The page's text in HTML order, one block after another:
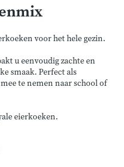
voor het hele gezin.
u eenvoudig zachte en
smaak. Perfect als
te nemen naar school of
eierkoeken.